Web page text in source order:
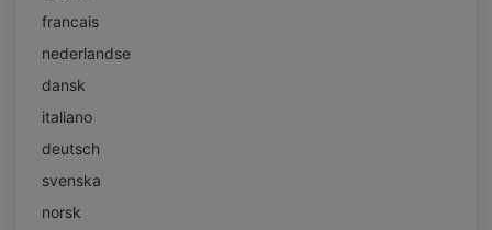
francais
nederlandse
dansk
italiano
deutsch
svenska
norsk